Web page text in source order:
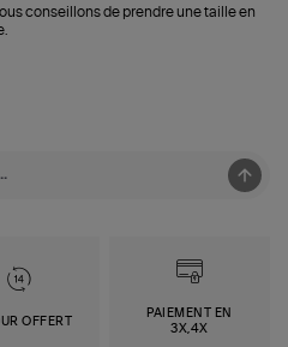
conseillons de prendre une taille en
OFFERT
PAIEMENT EN
3X,4X